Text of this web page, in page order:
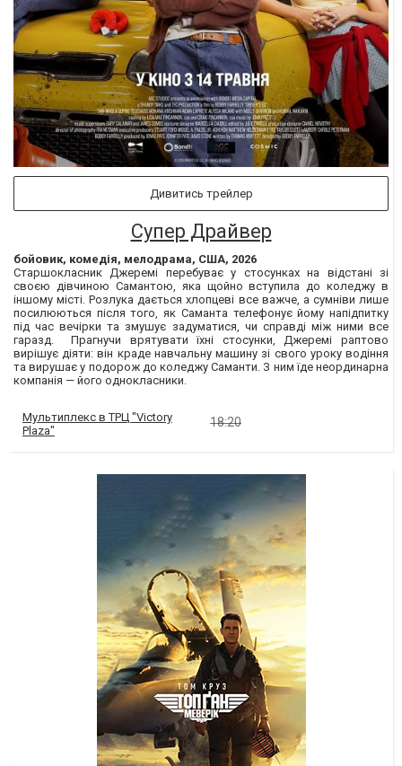
Дивитись трейлер
Супер Драйвер
бойовик, комедія, мелодрама, США, 2026
Старшокласник Джеремі перебуває у стосунках на відстані зі
своєю дівчиною Самантою, яка щойно вступила до коледжу в
іншому місті. Розлука дається хлопцеві все важче, а сумніви лише
посилюються після того, як Саманта телефонує йому напідпитку
під час вечірки та змушує задуматися, чи справді між ними все
гаразд. ​ Прагнучи врятувати їхні стосунки, Джеремі раптово
вирішує діяти: він краде навчальну машину зі свого уроку водіння
та вирушає у подорож до коледжу Саманти. З ним їде неординарна
компанія — його однокласники. ​
Мультиплекс в ТРЦ "Victory
Plaza"
18:20